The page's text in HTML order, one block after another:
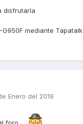
disfrutarla
mediante Tapatalk
Enero del 2019